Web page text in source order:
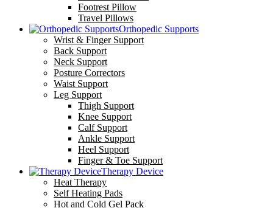
Footrest Pillow
Travel Pillows
Orthopedic Supports
Wrist & Finger Support
Back Support
Neck Support
Posture Correctors
Waist Support
Leg Support
Thigh Support
Knee Support
Calf Support
Ankle Support
Heel Support
Finger & Toe Support
Therapy Device
Heat Therapy
Self Heating Pads
Hot and Cold Gel Pack